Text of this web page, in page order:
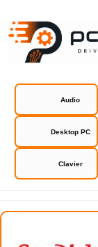
Audio
Desktop PC
Clavier